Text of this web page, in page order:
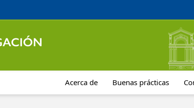
Acerca de Buenas prácticas